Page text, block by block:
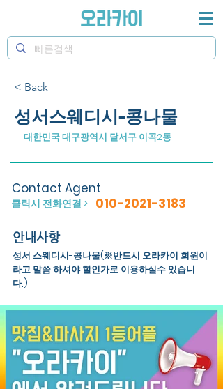
< Back
성서스웨디시-콩나물
대한민국 대구광역시 달서구 이곡2동
010-2021-3183
클릭시 전화연결 >
Contact Agent
안내사항
성서 스웨디시-콩나물(※반드시 오라카이 회원이
라고 말씀 하셔야 할인가로 이용하실수 있습니
다.)